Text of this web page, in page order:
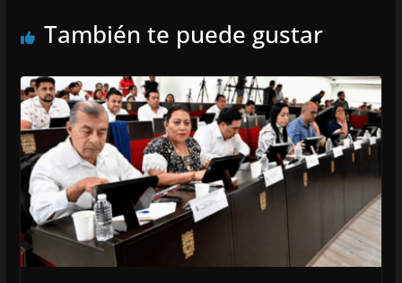
También te puede gustar